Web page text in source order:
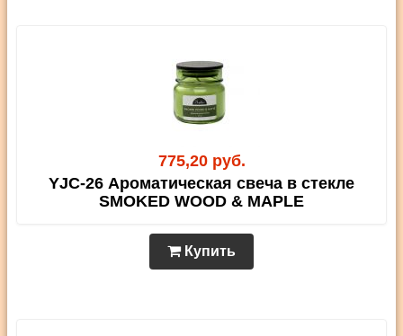
775,20 руб.
YJC-26 Ароматическая свеча в стекле
SMOKED WOOD & MAPLE
Купить